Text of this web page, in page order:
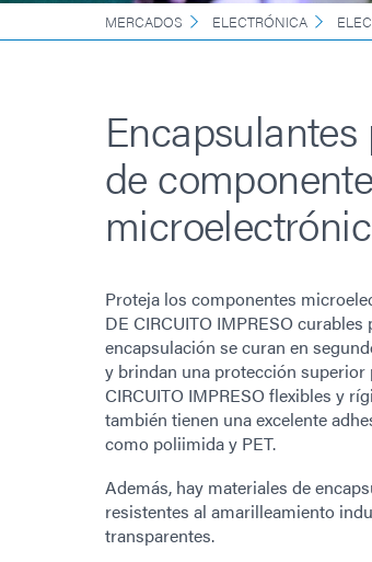
MERCADOS ELECTRÓNICA
de
Proteja los componentes
DE CIRCUITO IMPRESO
encapsulación se curan en
y brindan una protección superior
CIRCUITO IMPRESO flexibles y
también tienen una excelente
como poliimida y PET.
Además, hay materiales de
resistentes al amarilleamiento
transparentes.